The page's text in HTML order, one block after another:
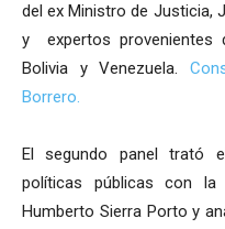
del ex Ministro de Justicia,
y expertos provenientes
Bolivia y Venezuela.
Borrero.
El segundo panel trató
políticas públicas con la
Humberto Sierra Porto y